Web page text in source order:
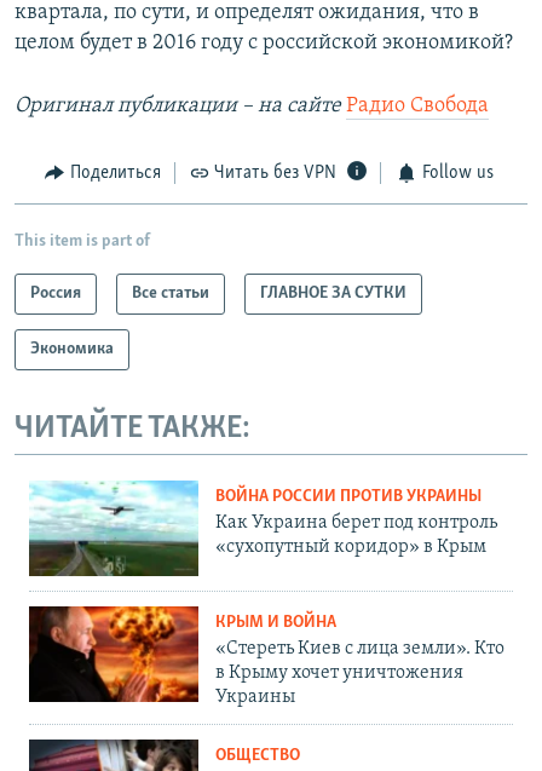
квартала, по сути, и определят ожидания, что в
целом будет в 2016 году с российской экономикой?
Оригинал публикации – на сайтеРадио Свобода
Поделиться Читать без VPN Follow us
This item is part of
Россия Все статьи ГЛАВНОЕ ЗА СУТКИ
Экономика
ЧИТАЙТЕ ТАКЖЕ:
ВОЙНА РОССИИ ПРОТИВ УКРАИНЫ
Как Украина берет под контроль
«сухопутный коридор» в Крым
КРЫМ И ВОЙНА
«Стереть Киев с лица земли». Кто
в Крыму хочет уничтожения
Украины
ОБЩЕСТВО